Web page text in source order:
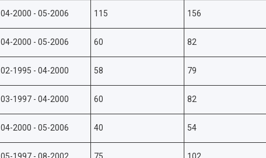
04-2000 - 05-2006 115 156
04-2000 - 05-2006 60 82
02-1995 - 04-2000 58 79
03-1997 - 04-2000 60 82
04-2000 - 05-2006 40 54
05-1997 - 08-2002 75 102